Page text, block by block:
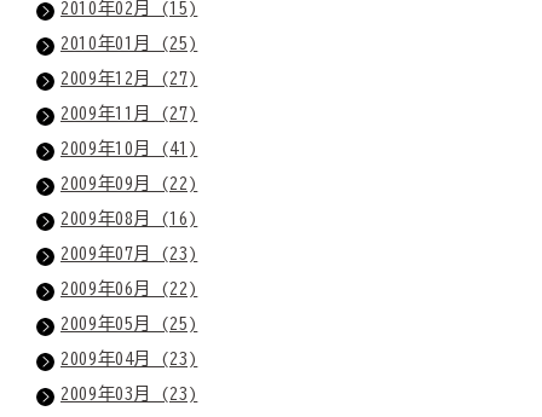
2010年02月 (15)
2010年01月 (25)
2009年12月 (27)
2009年11月 (27)
2009年10月 (41)
2009年09月 (22)
2009年08月 (16)
2009年07月 (23)
2009年06月 (22)
2009年05月 (25)
2009年04月 (23)
2009年03月 (23)